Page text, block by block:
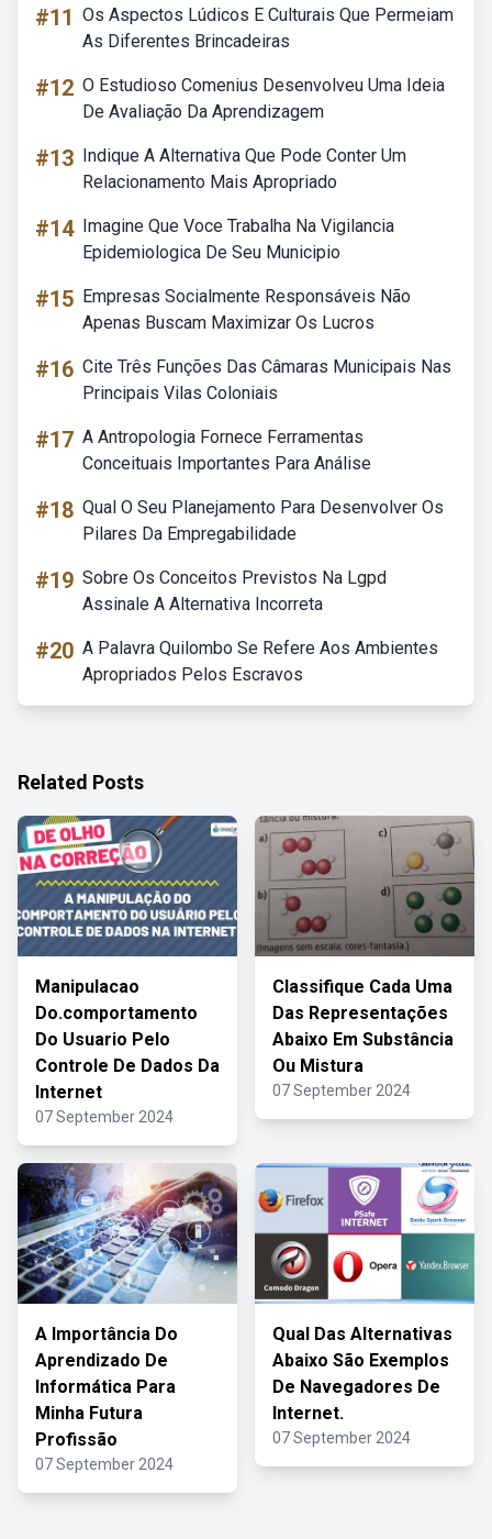
#11 Os Aspectos Lúdicos E Culturais Que Permeiam
As Diferentes Brincadeiras
#12 O Estudioso Comenius Desenvolveu Uma Ideia
De Avaliação Da Aprendizagem
#13 Indique A Alternativa Que Pode Conter Um
Relacionamento Mais Apropriado
#14 Imagine Que Voce Trabalha Na Vigilancia
Epidemiologica De Seu Municipio
#15 Empresas Socialmente Responsáveis Não
Apenas Buscam Maximizar Os Lucros
#16 Cite Três Funções Das Câmaras Municipais Nas
Principais Vilas Coloniais
#17 A Antropologia Fornece Ferramentas
Conceituais Importantes Para Análise
#18 Qual O Seu Planejamento Para Desenvolver Os
Pilares Da Empregabilidade
#19 Sobre Os Conceitos Previstos Na Lgpd
Assinale A Alternativa Incorreta
#20 A Palavra Quilombo Se Refere Aos Ambientes
Apropriados Pelos Escravos
Related Posts
Manipulacao
Do.comportamento
Do Usuario Pelo
Controle De Dados Da
Internet
07 September 2024
Classifique Cada Uma
Das Representações
Abaixo Em Substância
Ou Mistura
07 September 2024
A Importância Do
Aprendizado De
Informática Para
Minha Futura
Profissão
07 September 2024
Qual Das Alternativas
Abaixo São Exemplos
De Navegadores De
Internet.
07 September 2024